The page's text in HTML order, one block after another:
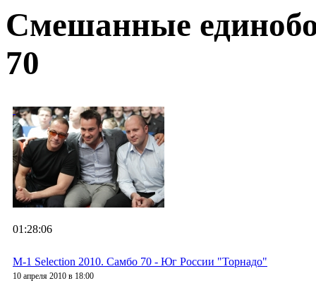
Смешанные
70
01:28:06
M-1 Selection 2010. Самбо 70 - Юг России "Торнадо"
10 апреля 2010 в 18:00